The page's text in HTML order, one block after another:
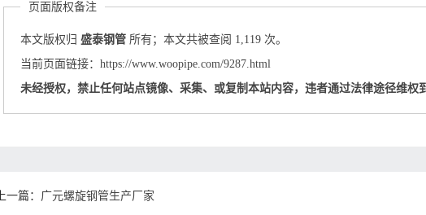
页面版权备注
本文版权归盛泰钢管 所有；本文共被查阅 1,119 次。
当前页面链接：https://www.woopipe.com/9287.html
未经授权，禁止任何站点镜像、采集、或复制本站内容，违者通过法律途径维权
上一篇： 广元螺旋钢管生产厂家